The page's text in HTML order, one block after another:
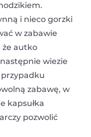
i nieco gorzki
w zabawie
że autko
wiezie
zabawę, w
kapsułka
pozwolić